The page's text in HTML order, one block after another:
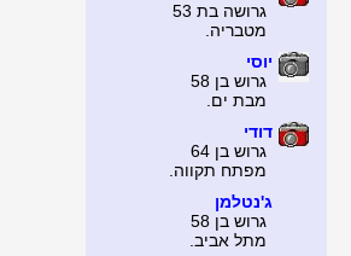
גרושה בת 53
מטבריה.
יוסי
גרוש בן 58
מבת ים.
דודי
גרוש בן 64
מפתח תקווה.
ג'נטלמן
גרוש בן 58
מתל אביב.